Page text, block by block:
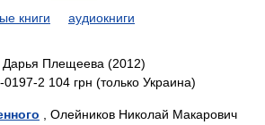
книги аудиокниги
, Дарья Плещеева (2012)
2 104 грн (только Украина)
, Олейников Николай Макарович